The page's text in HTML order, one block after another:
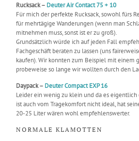
Rucksack – Deuter Air Contact 75 + 10
Für mich der perfekte Rucksack, sowohl fürs
für mehrtägige Wanderungen (wenn man
mitnehmen muss, sonst ist er zu groß).
Grundsätzlich würde ich auf jeden Fall
Fachgeschäft beraten zu lassen (uns
kaufen). Wir konnten zum Beispiel mit einem
probeweise so lange wir wollten durch den
Daypack – Deuter Compact EXP 16
Leider ein wenig zu klein und da es eigentlich
ist auch vom Tragekomfort nicht ideal, hat
20-25 Liter wären wohl empfehlenswerter.
NORMALE KLAMOTTEN